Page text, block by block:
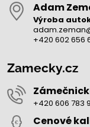
Adam
Výroba
+420 602 656
Zamecky.cz
+420 606 783
Cenové